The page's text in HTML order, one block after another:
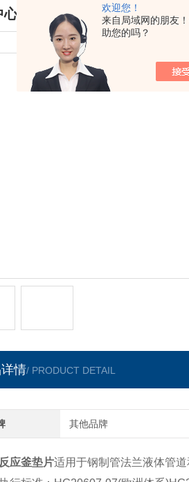
欢迎您！
来自局域网的朋友
助您的吗？
心
CENTER
情/ PRODUCT DETAIL
其他品牌
应釜垫片适用于钢制管法兰液体管